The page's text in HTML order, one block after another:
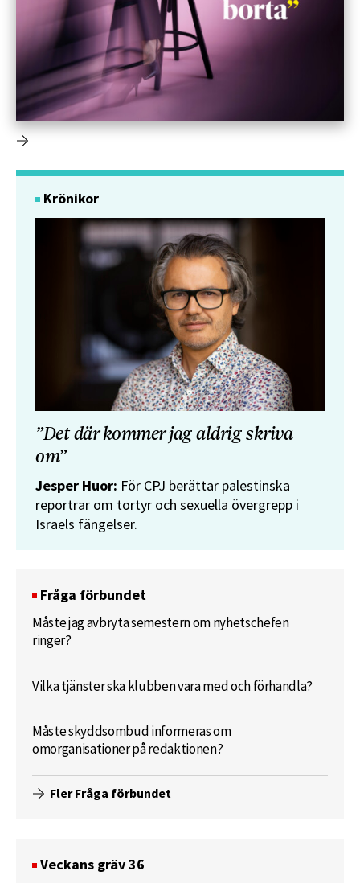
Krönikor
”Det där kommer jag aldrig skriva
om”
Jesper Huor: För CPJ berättar palestinska
reportrar om tortyr och sexuella övergrepp i
Israels fängelser.
Fråga förbundet
Måste jag avbryta semestern om nyhetschefen
ringer?
Vilka tjänster ska klubben vara med och förhandla?
Måste skyddsombud informeras om
omorganisationer på redaktionen?
Fler Fråga förbundet
Veckans gräv 36